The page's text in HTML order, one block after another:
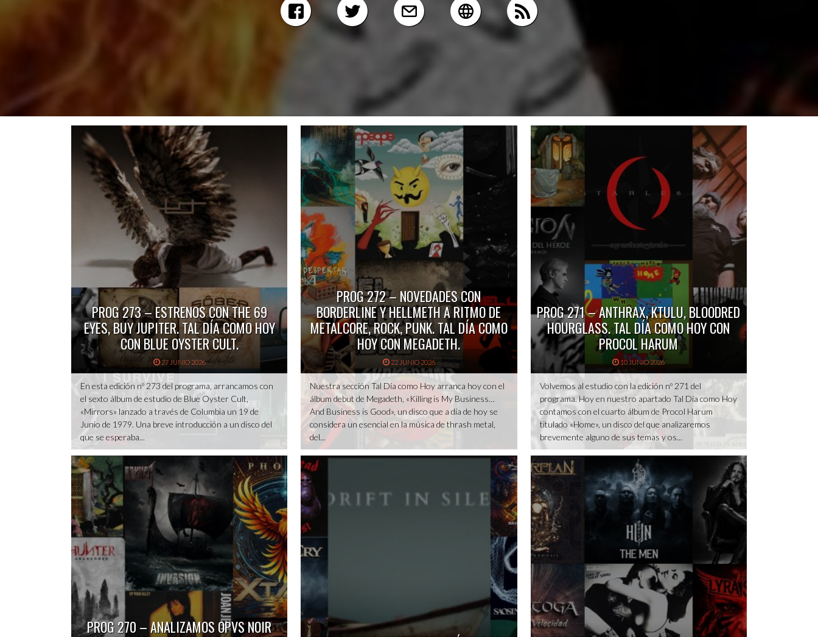
PROG 273 – ESTRENOS CON THE 69
EYES, BUY JUPITER. TAL DÍA COMO HOY
CON BLUE OYSTER CULT.
27 JUNIO 2026
En esta edición nº 273 del programa, arrancamos con
el sexto álbum de estudio de Blue Oyster Cult,
«Mirrors» lanzado a través de Columbia un 19 de
Junio de 1979. Una breve introducción a un disco del
que se esperaba...
PROG 272 – NOVEDADES CON
BORDERLINE Y HELLMETH A RITMO DE
METALCORE, ROCK, PUNK. TAL DÍA COMO
HOY CON MEGADETH.
22 JUNIO 2026
Nuestra sección Tal Día como Hoy arranca hoy con el
álbum debut de Megadeth, «Killing is My Business…
And Business is Good», un disco que a día de hoy se
considera un esencial en la música de thrash metal,
del...
PROG 271 – ANTHRAX, KTULU, BLOODRED
HOURGLASS. TAL DÍA COMO HOY CON
PROCOL HARUM
10 JUNIO 2026
Volvemos al estudio con la edición nº 271 del
programa. Hoy en nuestro apartado Tal Día como Hoy
contamos con el cuarto álbum de Procol Harum
titulado «Home», un disco del que analizaremos
brevemente alguno de sus temas y os...
PROG 270 – ANALIZAMOS OPVS NOIR